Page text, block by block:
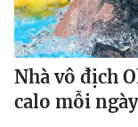
Nhà vô địch
calo mỗi ngày